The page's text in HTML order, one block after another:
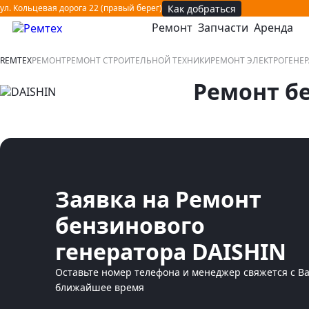
ул. Кольцевая дорога 22 (правый берег) Как добраться
открыть или закрыть навигационное меню
Ремонт Запчасти Аренда
REMTEXРЕМОНТРЕМОНТ СТРОИТЕЛЬНОЙ ТЕХНИКИРЕМОНТ
Ремонт
Заявка на Ремонт
бензинового
генератора DAISHIN
Оставьте номер телефона и менеджер свяжется с
ближайшее время